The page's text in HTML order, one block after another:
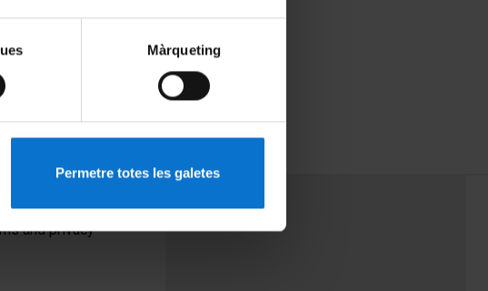
Màrqueting
Permetre totes les galetes
and privacy